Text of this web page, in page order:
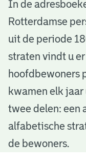
A
d
e
b
o
e
In de
Rotterdamse
uit de periode
straten vindt u
hoofdbewoners
kwamen elk
twee delen: een
alfabetische
de bewoners.